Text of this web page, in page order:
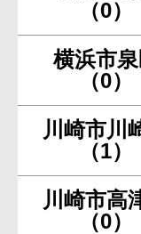
（0）
横浜市
（0）
川崎市川
（1）
川崎市高
（0）